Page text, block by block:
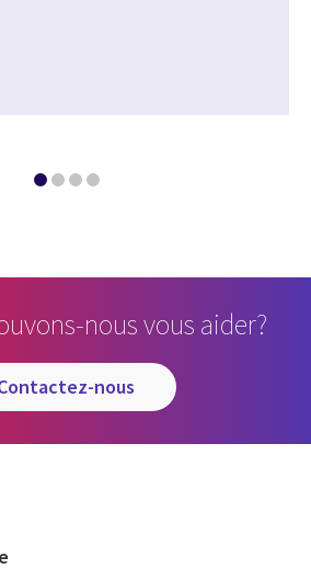
nous vous aider?
contactez-nous